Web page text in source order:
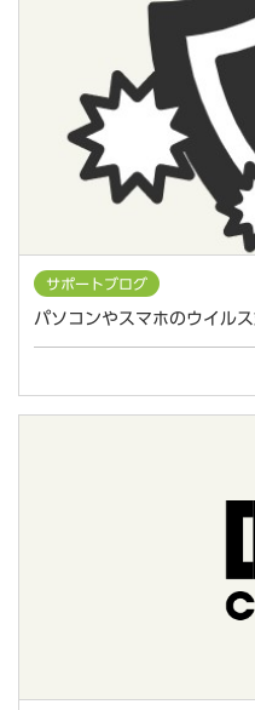
サポートブログ
パソコンやスマホのウイル